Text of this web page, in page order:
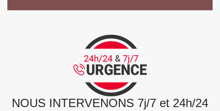
NOUS INTERVENONS 7j/7 et 24h/24